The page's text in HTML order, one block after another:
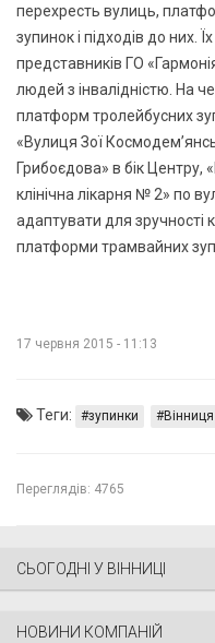
перехресть вулиць,
зупинок і підходів до них.
представників ГО
людей з інвалідністю. На
платформ тролейбусних
«Вулиця Зої
Грибоєдова» в бік Центру,
клінічна лікарня № 2» по
адаптувати для зручності
платформи трамвайних
17 червня 2015 - 11:13
Теги: зупинки Вінниця
Переглядів: 4765
СЬОГОДНІ У ВІННИЦІ
НОВИНИ КОМПАНІЙ